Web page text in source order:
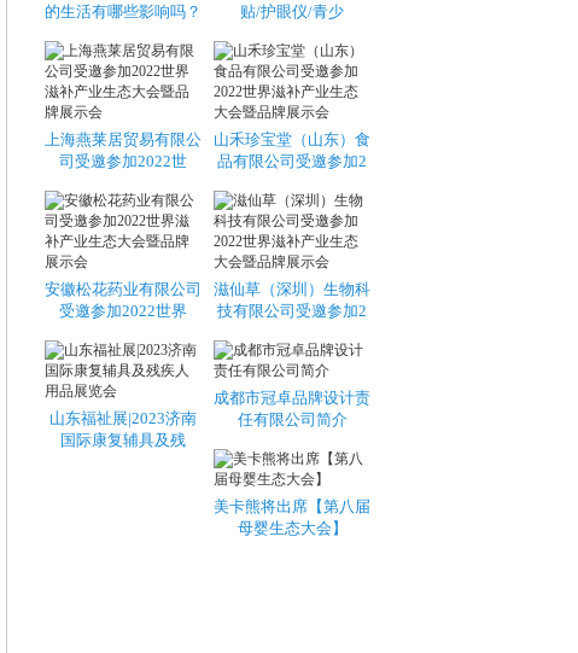
的生活有哪些影响吗？
贴/护眼仪/青少
上海燕莱居贸易有限公
司受邀参加2022世
山禾珍宝堂（山东）食
品有限公司受邀参加2
安徽松花药业有限公司
受邀参加2022世界
滋仙草（深圳）生物科
技有限公司受邀参加2
山东福祉展|2023济南
国际康复辅具及残
成都市冠卓品牌设计责
任有限公司简介
美卡熊将出席【第八届
母婴生态大会】